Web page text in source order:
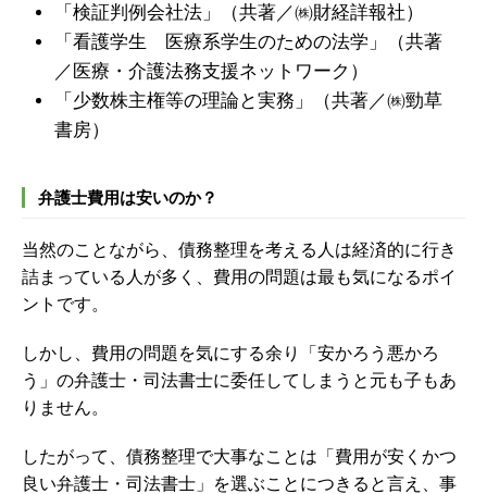
「検証判例会社法」（共著／㈱財経詳報社）
「看護学生 医療系学生のための法学」（共著
／医療・介護法務支援ネットワーク）
「少数株主権等の理論と実務」（共著／㈱勁草
書房）
弁護士費用は安いのか？
当然のことながら、債務整理を考える人は経済的に行き
詰まっている人が多く、費用の問題は最も気になるポイ
ントです。
しかし、費用の問題を気にする余り「安かろう悪かろ
う」の弁護士・司法書士に委任してしまうと元も子もあ
りません。
したがって、債務整理で大事なことは「費用が安くかつ
良い弁護士・司法書士」を選ぶことにつきると言え、事